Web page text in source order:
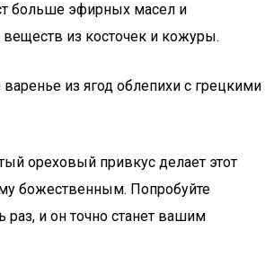
больше эфирных масел и
из косточек и кожуры.
из ягод облепихи с грецкими
ореховый привкус делает этот
божественным. Попробуйте
раз, и он точно станет вашим